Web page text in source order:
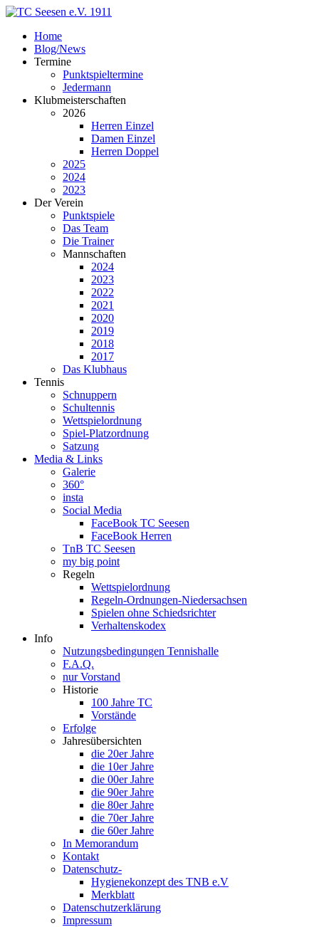
Home
Blog/News
Termine
Punktspieltermine
Jedermann
Klubmeisterschaften
2026
Herren Einzel
Damen Einzel
Herren Doppel
2025
2024
2023
Der Verein
Punktspiele
Das Team
Die Trainer
Mannschaften
2024
2023
2022
2021
2020
2019
2018
2017
Das Klubhaus
Tennis
Schnuppern
Schultennis
Wettspielordnung
Spiel-Platzordnung
Satzung
Media & Links
Galerie
360°
insta
Social Media
FaceBook TC Seesen
FaceBook Herren
TnB TC Seesen
my big point
Regeln
Wettspielordnung
Regeln-Ordnungen-Niedersachsen
Spielen ohne Schiedsrichter
Verhaltenskodex
Info
Nutzungsbedingungen Tennishalle
F.A.Q.
nur Vorstand
Historie
100 Jahre TC
Vorstände
Erfolge
Jahresübersichten
die 20er Jahre
die 10er Jahre
die 00er Jahre
die 90er Jahre
die 80er Jahre
die 70er Jahre
die 60er Jahre
In Memorandum
Kontakt
Datenschutz-
Hygienekonzept des TNB e.V
Merkblatt
Datenschutzerklärung
Impressum